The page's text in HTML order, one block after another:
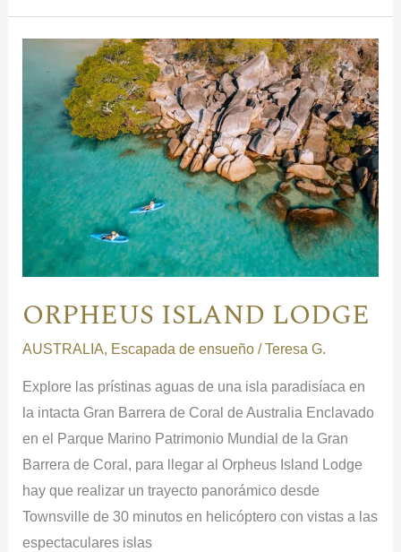
ORPHEUS ISLAND LODGE
AUSTRALIA, Escapada de ensueño/Teresa G.
Explore las prístinas aguas de una isla paradisíaca en
la intacta Gran Barrera de Coral de Australia Enclavado
en el Parque Marino Patrimonio Mundial de la Gran
Barrera de Coral, para llegar al Orpheus Island Lodge
hay que realizar un trayecto panorámico desde
Townsville de 30 minutos en helicóptero con vistas a las
espectaculares islas
ORPHEUS
ISLAND
LODGE